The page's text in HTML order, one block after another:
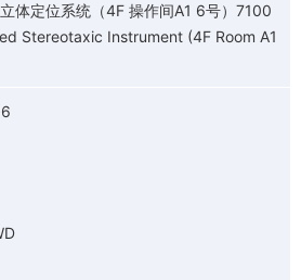
体定位系统（4F 操作间A1 6号）7100
Stereotaxic Instrument (4F Room A1